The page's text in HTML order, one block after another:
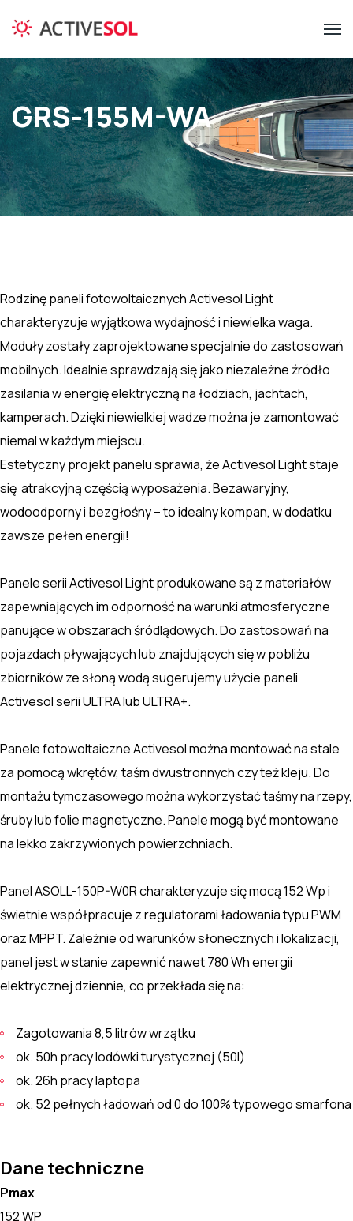
GRS-155M-WA
Rodzinę paneli fotowoltaicznych Activesol Light
charakteryzuje wyjątkowa wydajność i niewielka waga.
Moduły zostały zaprojektowane specjalnie do zastosowań
mobilnych. Idealnie sprawdzają się jako niezależne źródło
zasilania w energię elektryczną na łodziach, jachtach,
kamperach. Dzięki niewielkiej wadze można je zamontować
niemal w każdym miejscu.
Estetyczny projekt panelu sprawia, że Activesol Light staje
się atrakcyjną częścią wyposażenia. Bezawaryjny,
wodoodporny i bezgłośny – to idealny kompan, w dodatku
zawsze pełen energii!
Panele serii Activesol Light produkowane są z materiałów
zapewniających im odporność na warunki atmosferyczne
panujące w obszarach śródlądowych. Do zastosowań na
pojazdach pływających lub znajdujących się w pobliżu
zbiorników ze słoną wodą sugerujemy użycie paneli
Activesol serii ULTRA lub ULTRA+.
Panele fotowoltaiczne Activesol można montować na stale
za pomocą wkrętów, taśm dwustronnych czy też kleju. Do
montażu tymczasowego można wykorzystać taśmy na rzepy,
śruby lub folie magnetyczne. Panele mogą być montowane
na lekko zakrzywionych powierzchniach.
Panel ASOLL-150P-W0R charakteryzuje się mocą 152 Wp i
świetnie współpracuje z regulatorami ładowania typu PWM
oraz MPPT. Zależnie od warunków słonecznych i lokalizacji,
panel jest w stanie zapewnić nawet 780 Wh energii
elektrycznej dziennie, co przekłada się na:
Zagotowania 8,5 litrów wrzątku
ok. 50h pracy lodówki turystycznej (50l)
ok. 26h pracy laptopa
ok. 52 pełnych ładowań od 0 do 100% typowego smarfona
Dane techniczne
Pmax
152 WP